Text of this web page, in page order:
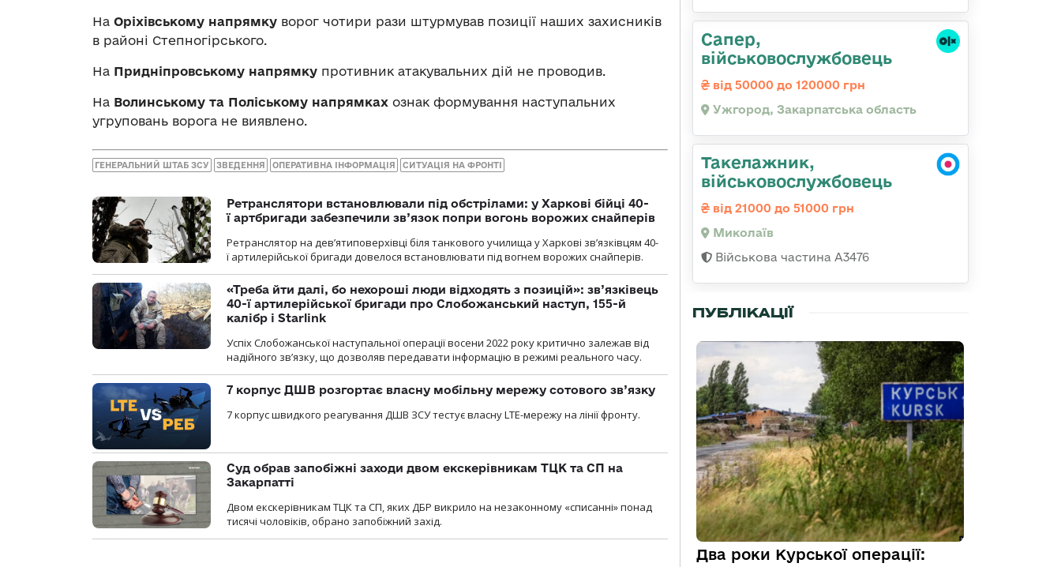
На Оріхівському напрямку ворог чотири рази штурмував позиції наших захисників
в районі Степногірського.
На Придніпровському напрямку противник атакувальних дій не проводив.
На Волинському та Поліському напрямках ознак формування наступальних
угруповань ворога не виявлено.
ГЕНЕРАЛЬНИЙ ШТАБ ЗСУ ЗВЕДЕННЯ ОПЕРАТИВНА ІНФОРМАЦІЯ СИТУАЦІЯ НА ФРОНТІ
Ретранслятори встановлювали під обстрілами: у Харкові бійці 40-
ї артбригади забезпечили зв’язок попри вогонь ворожих снайперів
Ретранслятор на дев’ятиповерхівці біля танкового училища у Харкові зв’язківцям 40-
ї артилерійської бригади довелося встановлювати під вогнем ворожих снайперів.
«Треба йти далі, бо нехороші люди відходять з позицій»: зв’язківець
40-ї артилерійської бригади про Слобожанський наступ, 155-й
калібр і Starlink
Успіх Слобожанської наступальної операції восени 2022 року критично залежав від
надійного зв’язку, що дозволяв передавати інформацію в режимі реального часу.
7 корпус ДШВ розгортає власну мобільну мережу сотового зв’язку
7 корпус швидкого реагування ДШВ ЗСУ тестує власну LTE-мережу на лінії фронту.
Суд обрав запобіжні заходи двом екскерівникам ТЦК та СП на
Закарпатті
Двом екскерівникам ТЦК та СП, яких ДБР викрило на незаконному «списанні» понад
тисячі чоловіків, обрано запобіжний захід.
Сапер,
військовослужбовець
від 50000 до 120000 грн
Ужгород, Закарпатська область
Такелажник,
військовослужбовець
від 21000 до 51000 грн
Миколаїв
Військова частина А3476
ПУБЛІКАЦІЇ
Два роки Курської операції: